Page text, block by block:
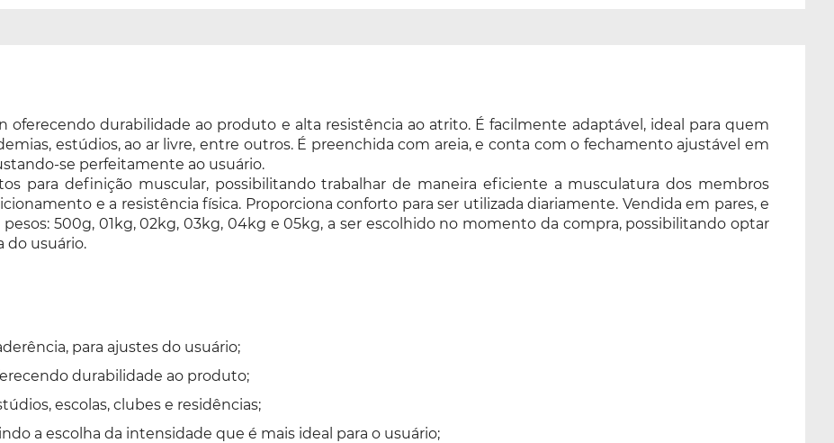
oferecendo durabilidade ao produto e alta resistência ao atrito. É facilmente adaptável, ideal para quem
estúdios, ao ar livre, entre outros. É preenchida com areia, e conta com o fechamento ajustável em
se perfeitamente ao usuário.
para definição muscular, possibilitando trabalhar de maneira eficiente a musculatura dos membros
e a resistência física. Proporciona conforto para ser utilizada diariamente. Vendida em pares, e
500g, 01kg, 02kg, 03kg, 04kg e 05kg, a ser escolhido no momento da compra, possibilitando optar
do usuário.
para ajustes do usuário;
durabilidade ao produto;
escolas, clubes e residências;
a escolha da intensidade que é mais ideal para o usuário;